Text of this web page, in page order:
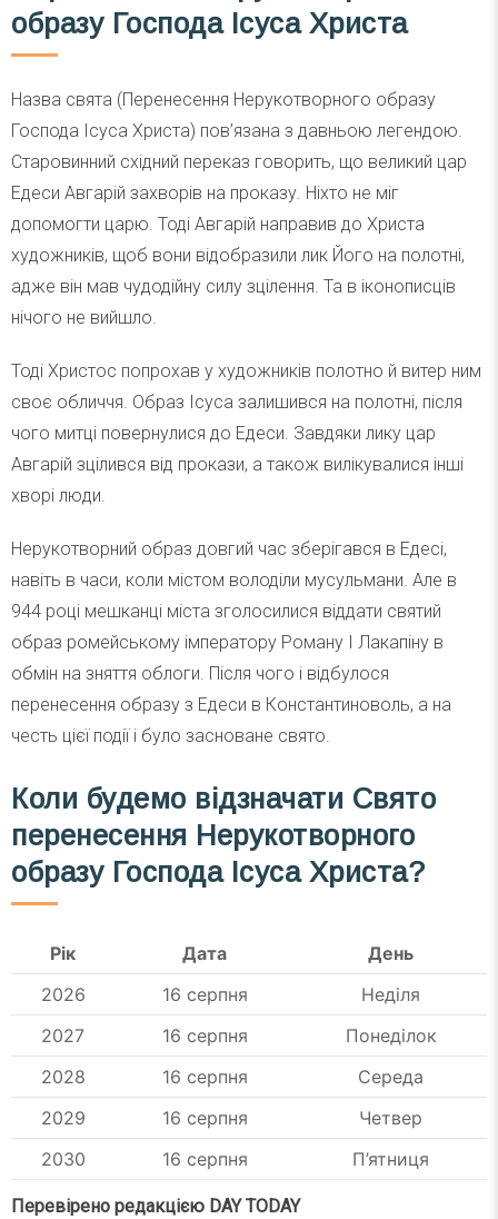
образу Господа Ісуса Христа
Назва свята (Перенесення Нерукотворного образу
Господа Ісуса Христа) пов’язана з давньою легендою.
Старовинний східний переказ говорить, що великий цар
Едеси Авгарій захворів на проказу. Ніхто не міг
допомогти царю. Тоді Авгарій направив до Христа
художників, щоб вони відобразили лик Його на полотні,
адже він мав чудодійну силу зцілення. Та в іконописців
нічого не вийшло.
Тоді Христос попрохав у художників полотно й витер ним
своє обличчя. Образ Ісуса залишився на полотні, після
чого митці повернулися до Едеси. Завдяки лику цар
Авгарій зцілився від прокази, а також вилікувалися інші
хворі люди.
Нерукотворний образ довгий час зберігався в Едесі,
навіть в часи, коли містом володіли мусульмани. Але в
944 році мешканці міста зголосилися віддати святий
образ ромейському імператору Роману I Лакапіну в
обмін на зняття облоги. Після чого і відбулося
перенесення образу з Едеси в Константиноволь, а на
честь цієї події і було засноване свято.
Коли будемо відзначати Свято
перенесення Нерукотворного
образу Господа Ісуса Христа?
Рік Дата
День
2026
16 серпня
Неділя
2027
16 серпня
Понеділок
2028
16 серпня
Середа
2029
16 серпня
Четвер
2030
16 серпня П’ятниця
Перевірено редакцією DAY TODAY